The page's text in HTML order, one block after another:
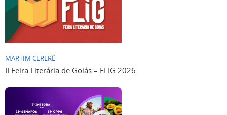
MARTIM CERERÊ
II Feira Literária de Goiás – FLIG 2026